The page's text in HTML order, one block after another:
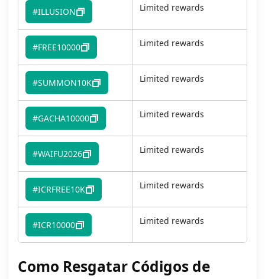
#ILLUSION Limited rewards
#FREE10000 Limited rewards
#SUMMON10K Limited rewards
#GACHA10000 Limited rewards
#WAIFU2026 Limited rewards
#ICRFREE10K Limited rewards
#ICR10000 Limited rewards
Como Resgatar Códigos de